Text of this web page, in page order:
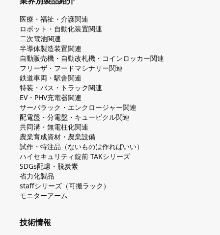
医療・福祉・介護関連
ロボット・自動化装置関連
二次電池関連
半導体製造装置関連
自動販売機・自動改札機・コインロッカー関連
フリーザ・フードマシナリー関連
鉄道車両・駅舎関連
特装・バス・トラック関連
EV・PHV充電器関連
サーバラック・エンクロージャー関連
配電盤・分電盤・キュービクル関連
共同溝・無電柱化関連
農業育成資材・農業設備
試作・特注品（ないものは作ればいい）
ハイセキュリティ錠前 TAKシリーズ
SDGs配慮・脱炭素
省力化製品
staffシリーズ（可搬ラック）
モニターアーム
技術情報